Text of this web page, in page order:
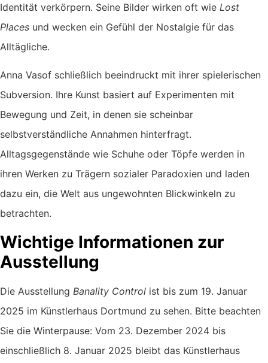
Identität verkörpern. Seine Bilder wirken oft wie Lost
Places und wecken ein Gefühl der Nostalgie für das
Alltägliche.
Anna Vasof schließlich beeindruckt mit ihrer spielerischen
Subversion. Ihre Kunst basiert auf Experimenten mit
Bewegung und Zeit, in denen sie scheinbar
selbstverständliche Annahmen hinterfragt.
Alltagsgegenstände wie Schuhe oder Töpfe werden in
ihren Werken zu Trägern sozialer Paradoxien und laden
dazu ein, die Welt aus ungewohnten Blickwinkeln zu
betrachten.
Wichtige Informationen zur
Ausstellung
Die Ausstellung Banality Control ist bis zum 19. Januar
2025 im Künstlerhaus Dortmund zu sehen. Bitte beachten
Sie die Winterpause: Vom 23. Dezember 2024 bis
einschließlich 8. Januar 2025 bleibt das Künstlerhaus